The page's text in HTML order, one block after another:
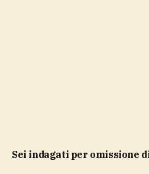
sei indagati per omissione